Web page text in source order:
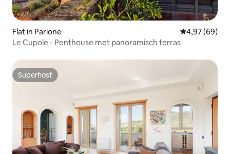
Flat in Parione Gemiddelde
4,97 (69)
Le Cupole - Penthouse met panoramisch terras
Superhost
Superhost